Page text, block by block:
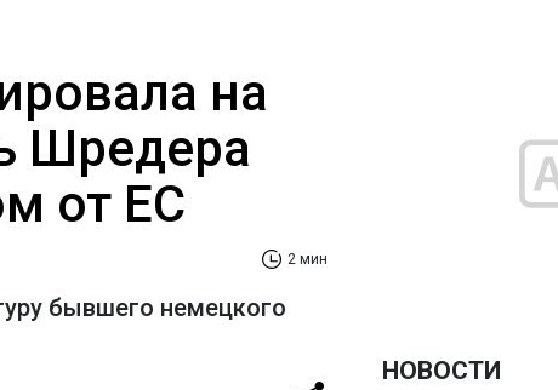
на
Шредера
от ЕС
2 мин
бывшего немецкого
НОВОСТИ